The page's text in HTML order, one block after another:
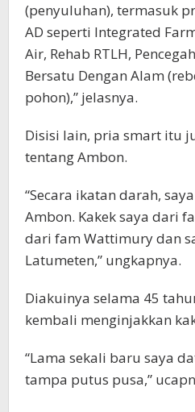
(penyuluhan), termasuk
AD seperti Integrated
Air, Rehab RTLH,
Bersatu Dengan Alam
pohon),” jelasnya.
Disisi lain, pria smart itu
tentang Ambon.
“Secara ikatan darah,
Ambon. Kakek saya dari
dari fam Wattimury dan
Latumeten,” ungkapnya.
Diakuinya selama 45
kembali menginjakkan
“Lama sekali baru saya
tampa putus pusa,”